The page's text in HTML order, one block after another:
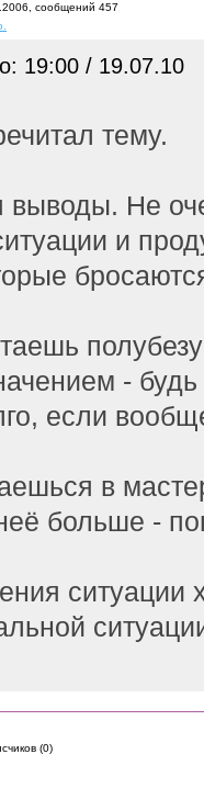
cообщений 457
19:00 / 19.07.10
тему.
Не
и
- будь
если
в
больше -
ситуации
(0)